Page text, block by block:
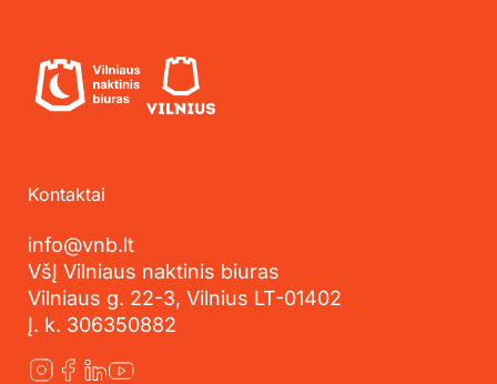
Kontaktai
info@vnb.lt
VšĮ Vilniaus naktinis biuras
Vilniaus g. 22-3, Vilnius LT-01402
Į. k. 306350882